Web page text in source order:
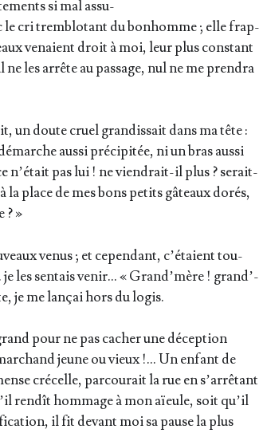
si mal assu­
le cri trem­blo­tant du bon­homme ; elle frap­
venaient droit à moi, leur plus constant
les arrête au pas­sage, nul ne me pren­dra
un doute cruel gran­dis­sait dans ma tête :
aus­si pré­ci­pi­tée, ni un bras aus­si
n’é­tait pas lui ! ne vien­drait-il plus ? serait-
la place de mes bons petits gâteaux dorés,
? »
venus ; et cepen­dant, c’é­taient tou­
les sen­tais venir… « Grand’­mère ! grand’­
je me lan­çai hors du logis.
pour ne pas cacher une décep­tion
jeune ou vieux !… Un enfant de
cré­celle, par­cou­rait la rue en s’ar­rê­tant
ren­dît hom­mage à mon aïeule, soit qu’il
il fit devant moi sa pause la plus